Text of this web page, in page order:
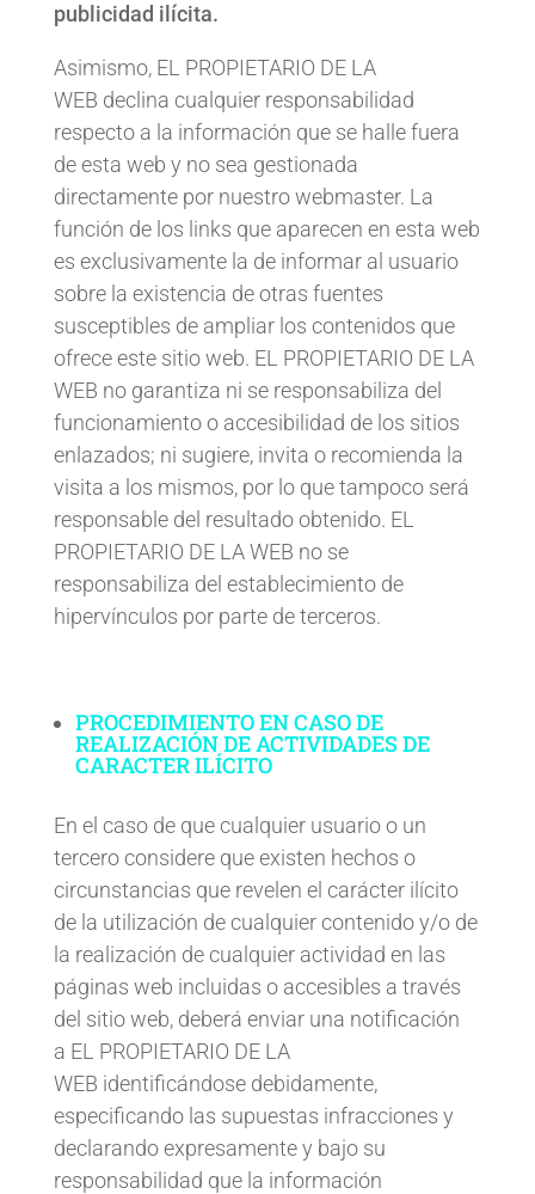
publicidad ilícita.
Asimismo, EL PROPIETARIO DE LA
WEB declina cualquier responsabilidad
respecto a la información que se halle fuera
de esta web y no sea gestionada
directamente por nuestro webmaster. La
función de los links que aparecen en esta web
es exclusivamente la de informar al usuario
sobre la existencia de otras fuentes
susceptibles de ampliar los contenidos que
ofrece este sitio web. EL PROPIETARIO DE LA
WEB no garantiza ni se responsabiliza del
funcionamiento o accesibilidad de los sitios
enlazados; ni sugiere, invita o recomienda la
visita a los mismos, por lo que tampoco será
responsable del resultado obtenido. EL
PROPIETARIO DE LA WEB no se
responsabiliza del establecimiento de
hipervínculos por parte de terceros.
PROCEDIMIENTO EN CASO DE
REALIZACIÓN DE ACTIVIDADES DE
CARACTER ILÍCITO
En el caso de que cualquier usuario o un
tercero considere que existen hechos o
circunstancias que revelen el carácter ilícito
de la utilización de cualquier contenido y/o de
la realización de cualquier actividad en las
páginas web incluidas o accesibles a través
del sitio web, deberá enviar una notificación
a EL PROPIETARIO DE LA
WEB identificándose debidamente,
especificando las supuestas infracciones y
declarando expresamente y bajo su
responsabilidad que la información